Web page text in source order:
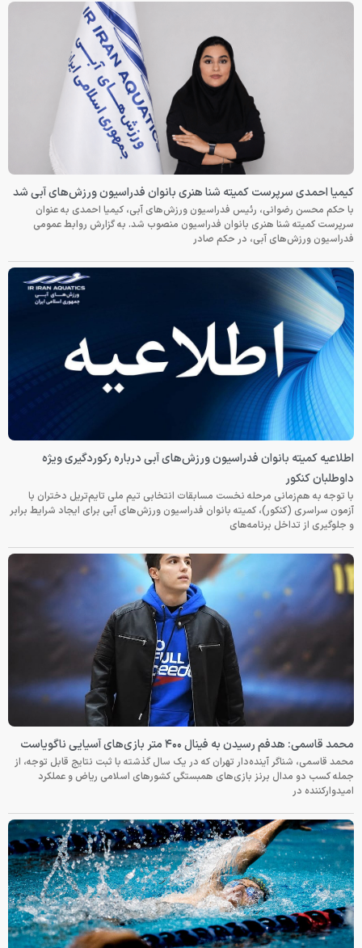
کیمیا احمدی سرپرست کمیته شنا هنری بانوان فدراسیون ورزش‌های آبی شد
با حکم محسن رضوانی، رئیس فدراسیون ورزش‌های آبی، کیمیا احمدی به عنوان
سرپرست کمیته شنا هنری بانوان فدراسیون منصوب شد. به گزارش روابط عمومی
فدراسیون ورزش‌های آبی، در حکم صادر
اطلاعیه کمیته بانوان فدراسیون ورزش‌های آبی درباره رکوردگیری ویژه
داوطلبان کنکور
با توجه به هم‌زمانی مرحله نخست مسابقات انتخابی تیم ملی تایم‌تریل دختران با
آزمون سراسری (کنکور)، کمیته بانوان فدراسیون ورزش‌های آبی برای ایجاد شرایط برابر
و جلوگیری از تداخل برنامه‌های
محمد قاسمی: هدفم رسیدن به فینال ۴۰۰ متر بازی‌های آسیایی ناگویاست
محمد قاسمی، شناگر آینده‌دار تهران که در یک سال گذشته با ثبت نتایج قابل توجه، از
جمله کسب دو مدال برنز بازی‌های همبستگی کشورهای اسلامی ریاض و عملکرد
امیدوارکننده در